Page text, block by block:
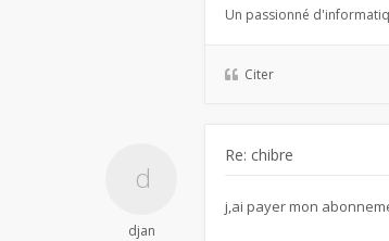
Un passionné
Citer
djan
Re: chibre
j,ai payer mon